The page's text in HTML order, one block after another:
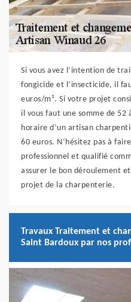
Si vous avez l’intention de
fongicide et l’insecticide, il
euros/m². Si votre projet
il vous faut une somme de
horaire d’un artisan
60 euros. N’hésitez pas à
professionnel et qualifié
assurer le bon déroulement
projet de la charpenterie.
Travaux Traitement et
Saint Bardoux par nos